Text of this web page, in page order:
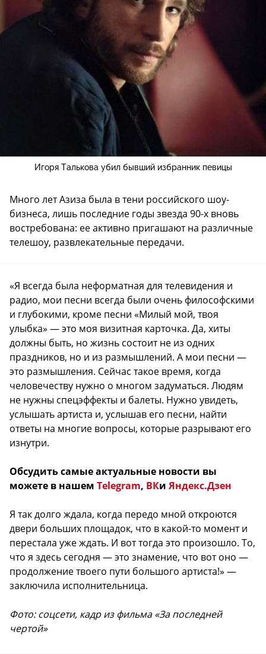
Игоря Талькова убил бывший избранник певицы
Много лет Азиза была в тени российского шоу-
бизнеса, лишь последние годы звезда 90-х вновь
востребована: ее активно пригашают на различные
телешоу, развлекательные передачи.
«Я всегда была неформатная для телевидения и
радио, мои песни всегда были очень философскими
и глубокими, кроме песни «Милый мой, твоя
улыбка» — это моя визитная карточка. Да, хиты
должны быть, но жизнь состоит не из одних
праздников, но и из размышлений. А мои песни —
это размышления. Сейчас такое время, когда
человечеству нужно о многом задуматься. Людям
не нужны спецэффекты и балеты. Нужно увидеть,
услышать артиста и, услышав его песни, найти
ответы на многие вопросы, которые разрывают его
изнутри.
Обсудить самые актуальные новости вы
можете в нашем Telegram, ВКи Яндекс.Дзен
Я так долго ждала, когда передо мной откроются
двери больших площадок, что в какой-то момент и
перестала уже ждать. И вот тогда это произошло. То,
что я здесь сегодня — это знамение, что вот оно —
продолжение твоего пути большого артиста!» —
заключила исполнительница.
Фото: соцсети, кадр из фильма «За последней
чертой»